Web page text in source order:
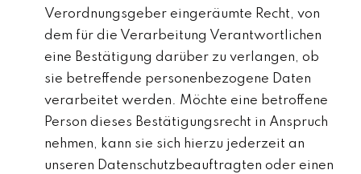
Verordnungsgeber eingeräumte Recht, von
dem für die Verarbeitung Verantwortlichen
eine Bestätigung darüber zu verlangen, ob
sie betreffende personenbezogene Daten
verarbeitet werden. Möchte eine betroffene
Person dieses Bestätigungsrecht in Anspruch
nehmen, kann sie sich hierzu jederzeit an
unseren Datenschutzbeauftragten oder einen